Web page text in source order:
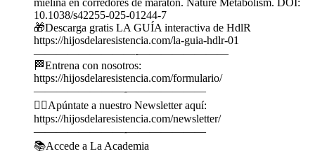
mielina en corredores de maratón. Nature Metabolism. DOI:
10.1038/s42255-025-01244-7
🎁Descarga gratis LA GUÍA interactiva de HdlR
https://hijosdelaresistencia.com/la-guia-hdlr-01
—————————-————————
🏁Entrena con nosotros:
https://hijosdelaresistencia.com/formulario/
————————-———————
🏃‍♂️Apúntate a nuestro Newsletter aquí:
https://hijosdelaresistencia.com/newsletter/
————————-———————
📚Accede a La Academia